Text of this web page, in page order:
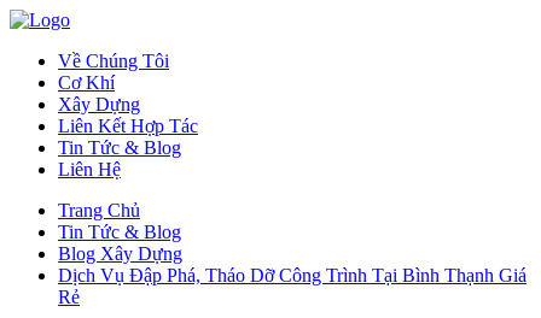
Về Chúng Tôi
Cơ Khí
Xây Dựng
Liên Kết Hợp Tác
Tin Tức & Blog
Liên Hệ
Trang Chủ
Tin Tức & Blog
Blog Xây Dựng
Dịch Vụ Đập Phá, Tháo Dỡ Công Trình Tại Bình Thạnh Giá
Rẻ